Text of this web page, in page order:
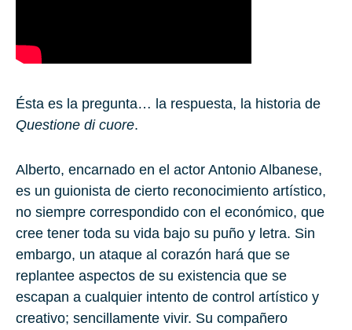
Ésta es la pregunta… la respuesta, la historia de
Questione di cuore.
Alberto, encarnado en el actor Antonio Albanese,
es un guionista de cierto reconocimiento artístico,
no siempre correspondido con el económico, que
cree tener toda su vida bajo su puño y letra. Sin
embargo, un ataque al corazón hará que se
replantee aspectos de su existencia que se
escapan a cualquier intento de control artístico y
creativo; sencillamente vivir. Su compañero